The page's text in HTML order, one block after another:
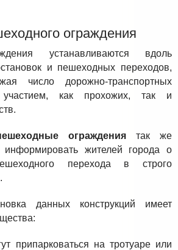
ограждения
устанавливаются вдоль
и пешеходных переходов,
число дорожно-транспортных
как прохожих, так и
ограждения так же
информировать жителей города о
перехода в строго
данных конструкций имеет
припарковаться на тротуаре или